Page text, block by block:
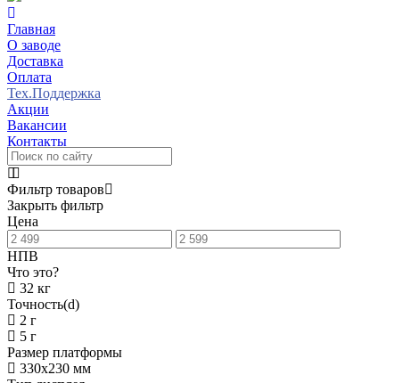
Главная
О заводе
Доставка
Оплата
Тех.Поддержка
Акции
Вакансии
Контакты
Фильтр товаров
Закрыть фильтр
Цена
НПВ
Что это?
32 кг
Точность(d)
2 г
5 г
Размер платформы
330х230 мм